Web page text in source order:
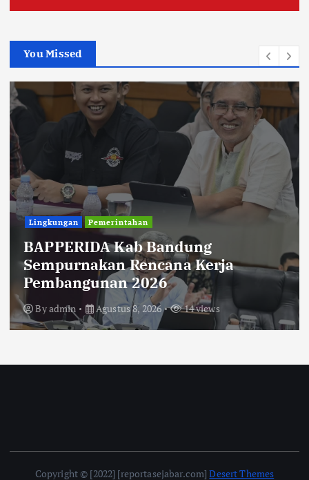
You Missed
Uncategorized
Diberitakan Tanpa Konfirmasi,
Satresnarkoba Polres Cimahi dan
Yayasan Ultra Jadi Korban Narasi
Sepihak
Byadmin Agustus 8, 2026 14 views
Copyright © [2022] [reportasejabar.com]Desert Themes